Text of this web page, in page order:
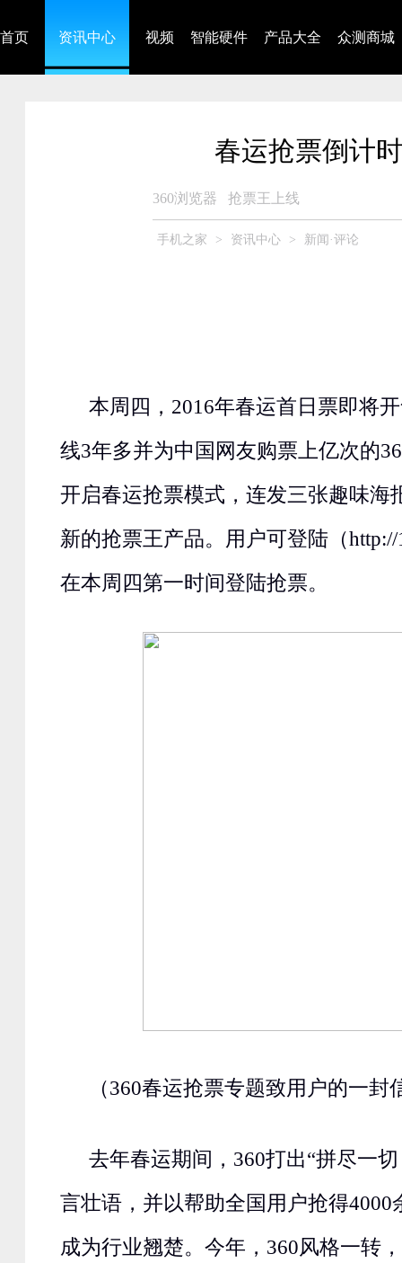
首页 资讯中心 视频 智能硬件 产品大全 众测商城
春运抢票倒计
360浏览器 抢票王上线
手机之家 > 资讯中心 > 新闻·评论
本周四，2016年春运首日票即将
线3年多并为中国网友购票上亿次的
开启春运抢票模式，连发三张趣味海
新的抢票王产品。用户可登陆（http://
在本周四第一时间登陆抢票。
（360春运抢票专题致用户的一封
去年春运期间，360打出“拼尽一
言壮语，并以帮助全国用户抢得4000
成为行业翘楚。今年，360风格一转